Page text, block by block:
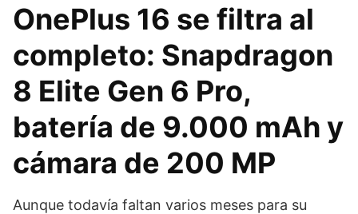
OnePlus 16 se filtra al
completo: Snapdragon
8 Elite Gen 6 Pro,
batería de 9.000 mAh y
cámara de 200 MP
Aunque todavía faltan varios meses para su